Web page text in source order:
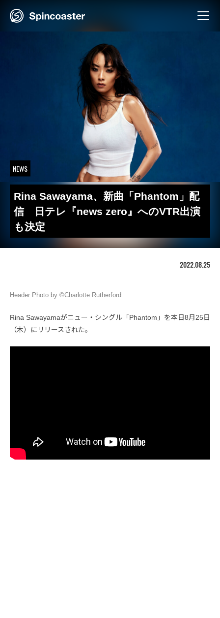
NEWS
Rina Sawayama、新曲「Phantom」配
信 日テレ『news zero』へのVTR出演
も決定
2022.08.25
Header Photo by ©Charlotte Rutherford
Rina Sawayamaがニュー・シングル「Phantom」を本日8月25日
（木）にリリースされた。